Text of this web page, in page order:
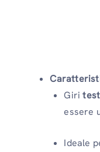
Giri
essere
Ideale